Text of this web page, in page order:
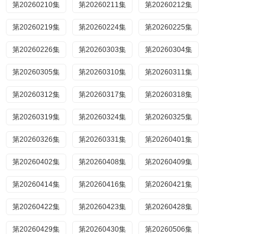
第20260210集 第20260211集 第20260212集
第20260219集 第20260224集 第20260225集
第20260226集 第20260303集 第20260304集
第20260305集 第20260310集 第20260311集
第20260312集 第20260317集 第20260318集
第20260319集 第20260324集 第20260325集
第20260326集 第20260331集 第20260401集
第20260402集 第20260408集 第20260409集
第20260414集 第20260416集 第20260421集
第20260422集 第20260423集 第20260428集
第20260429集 第20260430集 第20260506集